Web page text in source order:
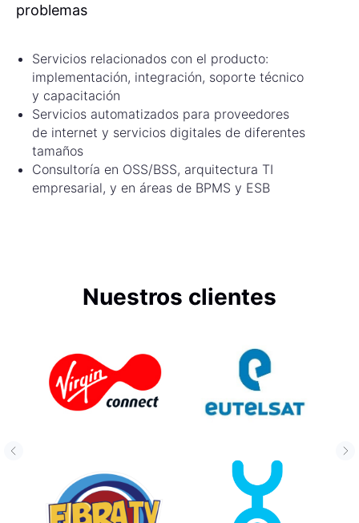
problemas
Servicios relacionados con el producto:
implementación, integración, soporte técnico
y capacitación
Servicios automatizados para proveedores
de internet y servicios digitales de diferentes
tamaños
Consultoría en OSS/BSS, arquitectura TI
empresarial, y en áreas de BPMS y ESB
Nuestros clientes